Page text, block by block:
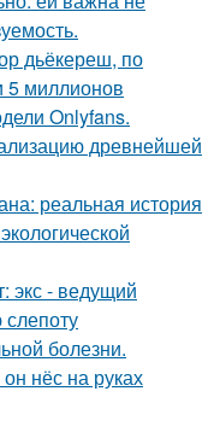
дьёкереш, по
5 миллионов
Onlyfans.
древнейшей
реальная история
экс - ведущий
болезни.
нёс на руках